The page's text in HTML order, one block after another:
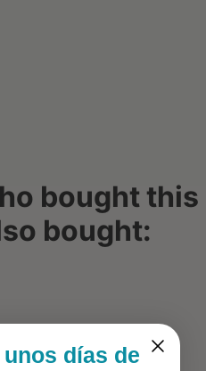
bought this
bought:
unos días de